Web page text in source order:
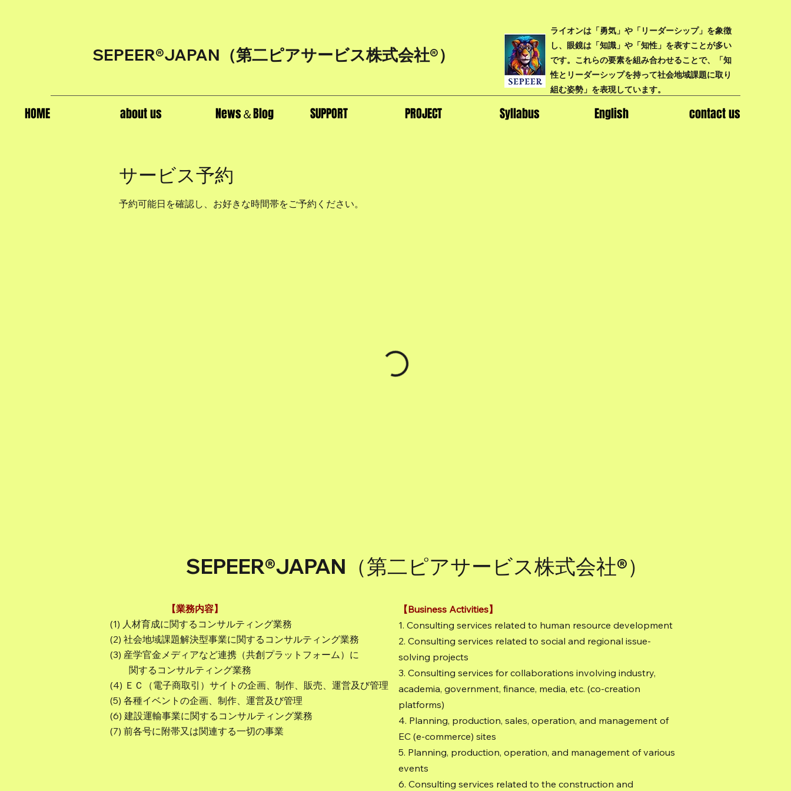
SEPEER®JAPAN（第二ピアサービス株式会社®）
ライオンは「勇気」や「リーダーシップ」を象徴
し、眼鏡は「知識」や「知性」を表すことが多い
です。これらの要素を組み合わせることで、「知
性とリーダーシップを持って社会地域課題に取り
組む姿勢」を表現しています。
HOME about us News＆Blog SUPPORT PROJECT Syllabus English contact us
サービス予約
予約可能日を確認し、お好きな時間帯をご予約ください。
SEPEER®JAPAN（第二ピアサービス株式会社®）
【業務内容】
(1) 人材育成に関するコンサルティング業務
(2) 社会地域課題解決型事業に関するコンサルティング業務
(3) 産学官金メディアなど連携（共創プラットフォーム）に
関するコンサルティング業務
(4) ＥＣ（電子商取引）サイトの企画、制作、販売、運営及び管理
(5) 各種イベントの企画、制作、運営及び管理
(6) 建設運輸事業に関するコンサルティング業務
(7) 前各号に附帯又は関連する一切の事業
【Business Activities】
1. Consulting services related to human resource development
2. Consulting services related to social and regional issue-
solving projects
3. Consulting services for collaborations involving industry,
academia, government, finance, media, etc. (co-creation
platforms)
4. Planning, production, sales, operation, and management of
EC (e-commerce) sites
5. Planning, production, operation, and management of various
events
6. Consulting services related to the construction and